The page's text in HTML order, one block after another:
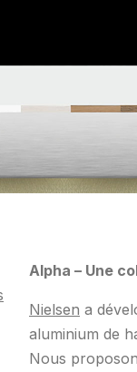
Alpha – Une
Nielsen a
aluminium de
Nous